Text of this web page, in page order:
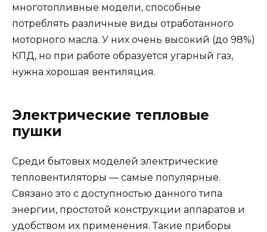
многотопливные модели, способные
потреблять различные виды отработанного
моторного масла. У них очень высокий (до 98%)
КПД, но при работе образуется угарный газ,
нужна хорошая вентиляция.
Электрические тепловые
пушки
Среди бытовых моделей электрические
тепловентиляторы — самые популярные.
Связано это с доступностью данного типа
энергии, простотой конструкции аппаратов и
удобством их применения. Такие приборы